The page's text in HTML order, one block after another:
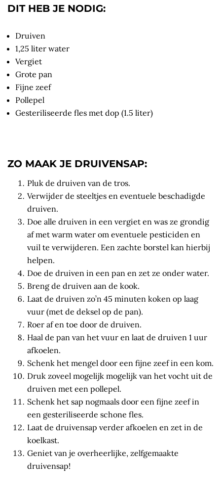
DIT HEB JE NODIG:
Druiven
1,25 liter water
Vergiet
Grote pan
Fijne zeef
Pollepel
Gesteriliseerde fles met dop (1.5 liter)
ZO MAAK JE DRUIVENSAP:
Pluk de druiven van de tros.
Verwijder de steeltjes en eventuele beschadigde
druiven.
Doe alle druiven in een vergiet en was ze grondig
af met warm water om eventuele pesticiden en
vuil te verwijderen. Een zachte borstel kan hierbij
helpen.
Doe de druiven in een pan en zet ze onder water.
Breng de druiven aan de kook.
Laat de druiven zo’n 45 minuten koken op laag
vuur (met de deksel op de pan).
Roer af en toe door de druiven.
Haal de pan van het vuur en laat de druiven 1 uur
afkoelen.
Schenk het mengel door een fijne zeef in een kom.
Druk zoveel mogelijk mogelijk van het vocht uit de
druiven met een pollepel.
Schenk het sap nogmaals door een fijne zeef in
een gesteriliseerde schone fles.
Laat de druivensap verder afkoelen en zet in de
koelkast.
Geniet van je overheerlijke, zelfgemaakte
druivensap!